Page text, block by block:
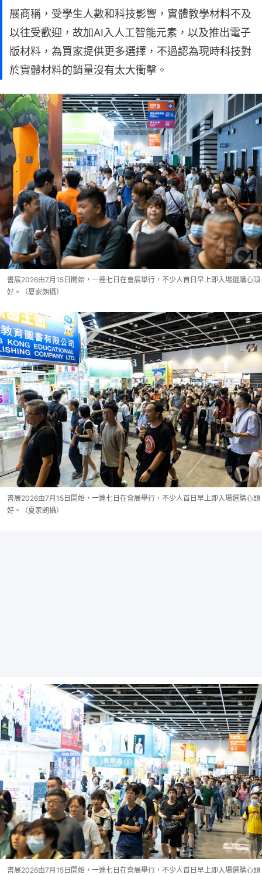
展商稱，受學生人數和科技影響，實體教學材料不及
以往受歡迎，故加AI入人工智能元素，以及推出電子
版材料，為買家提供更多選擇，不過認為現時科技對
於實體材料的銷量沒有太大衝擊。
書展2026由7月15日開始，一連七日在會展舉行，不少人首日早上即入場選購心頭
好。（夏家朗攝）
書展2026由7月15日開始，一連七日在會展舉行，不少人首日早上即入場選購心頭
好。（夏家朗攝）
書展2026由7月15日開始，一連七日在會展舉行，不少人首日早上即入場選購心頭